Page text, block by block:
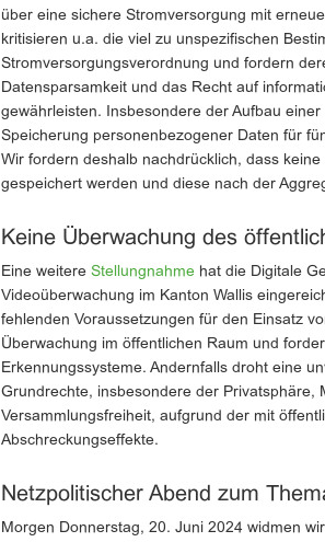
über eine sichere Stromversorgung mit
kritisieren u.a. die viel zu unspezifischen
Stromversorgungsverordnung und fordern
Datensparsamkeit und das Recht auf
gewährleisten. Insbesondere der Aufbau
Speicherung personenbezogener Daten für
Wir fordern deshalb nachdrücklich, dass
gespeichert werden und diese nach der
Keine Überwachung des
Eine weitere Stellungnahme hat die Digitale
Videoüberwachung im Kanton Wallis
fehlenden Voraussetzungen für den Einsatz
Überwachung im öffentlichen Raum und
Erkennungssysteme. Andernfalls droht eine
Grundrechte, insbesondere der Privatsphäre,
Versammlungsfreiheit, aufgrund der mit
Abschreckungseffekte.
Netzpolitischer Abend zum
Morgen Donnerstag, 20. Juni 2024 widmen